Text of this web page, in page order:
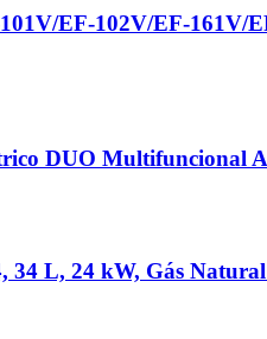
EF-102V/EF-161V/
DUO Multifuncional
34 L, 24 kW, Gás